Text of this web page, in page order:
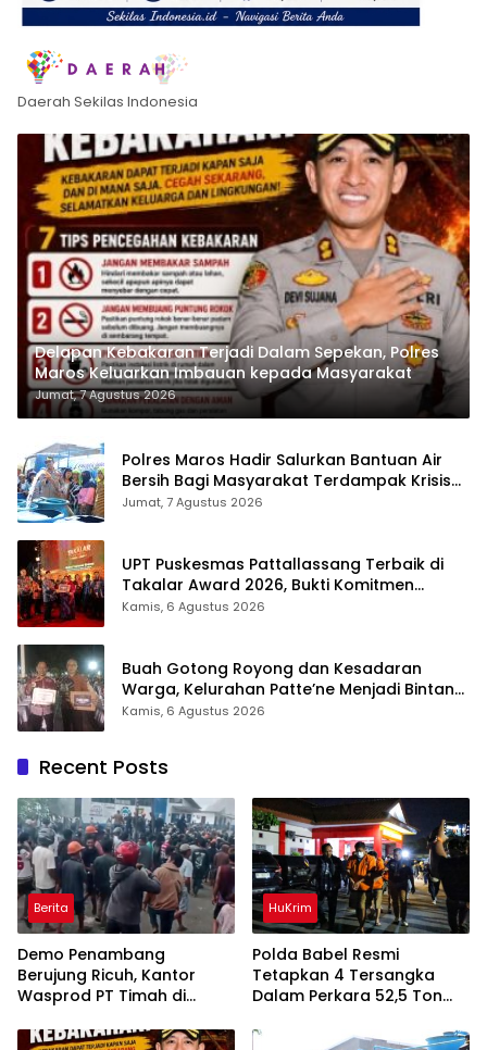
Daerah Sekilas Indonesia
Delapan Kebakaran Terjadi Dalam Sepekan, Polres
Maros Keluarkan Imbauan kepada Masyarakat
Jumat, 7 Agustus 2026
Polres Maros Hadir Salurkan Bantuan Air
Bersih Bagi Masyarakat Terdampak Krisis
Air Bersih Di Maros
Jumat, 7 Agustus 2026
UPT Puskesmas Pattallassang Terbaik di
Takalar Award 2026, Bukti Komitmen
Hadirkan Pelayanan Kesehatan Berkualitas
Kamis, 6 Agustus 2026
Buah Gotong Royong dan Kesadaran
Warga, Kelurahan Patte’ne Menjadi Bintang
Takalar Award 2026
Kamis, 6 Agustus 2026
Recent Posts
Berita
Demo Penambang
Berujung Ricuh, Kantor
Wasprod PT Timah di
HuKrim
Polda Babel Resmi
Tetapkan 4 Tersangka
Dalam Perkara 52,5 Ton
Belitung